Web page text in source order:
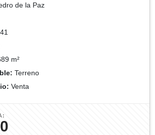
de la Paz
m²
Terreno
Venta